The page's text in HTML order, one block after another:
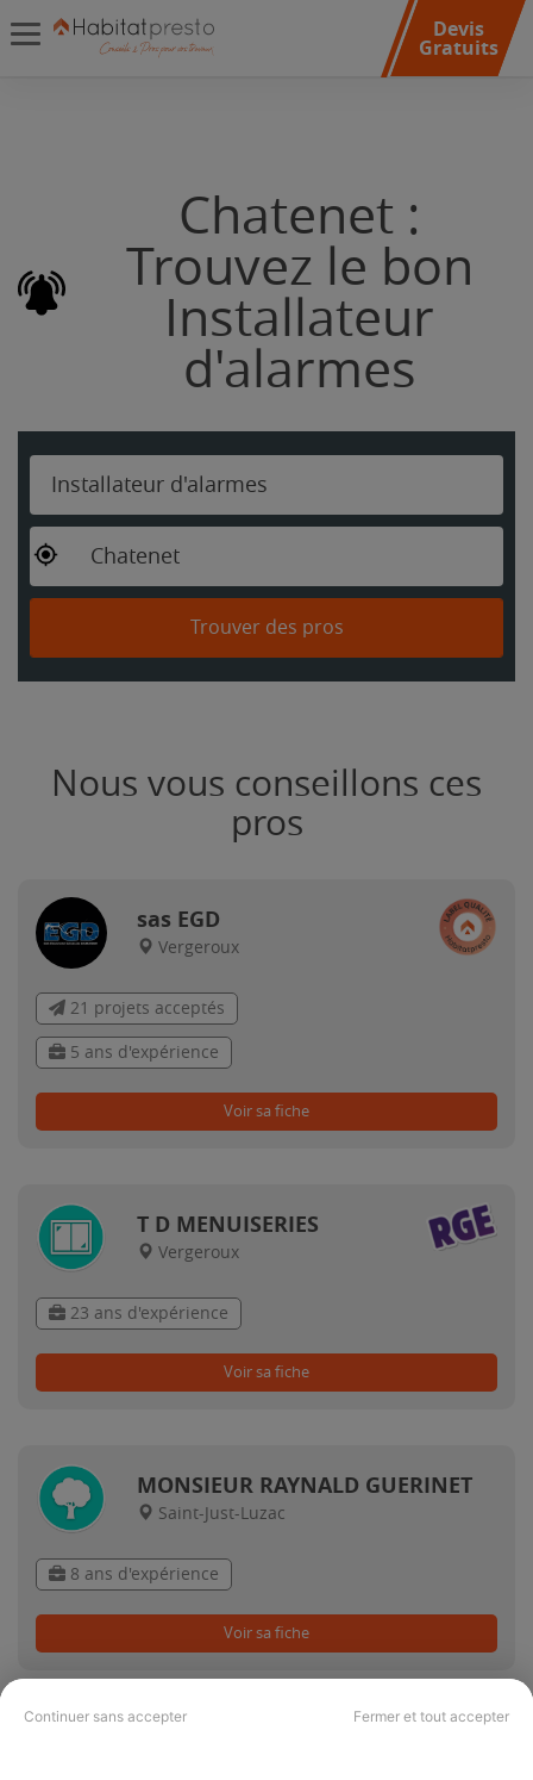
Continuer sans accepter Fermer et tout accepter
Devis
Gratuits
Chatenet :
Trouvez le bon
Installateur
d'alarmes
Installateur d'alarmes
Chatenet
Trouver des pros
Nous vous conseillons ces
pros
sas EGD
Vergeroux
21 projets acceptés
5 ans d'expérience
Voir sa fiche
T D MENUISERIES
Vergeroux
23 ans d'expérience
Voir sa fiche
MONSIEUR RAYNALD GUERINET
Saint-Just-Luzac
8 ans d'expérience
Voir sa fiche